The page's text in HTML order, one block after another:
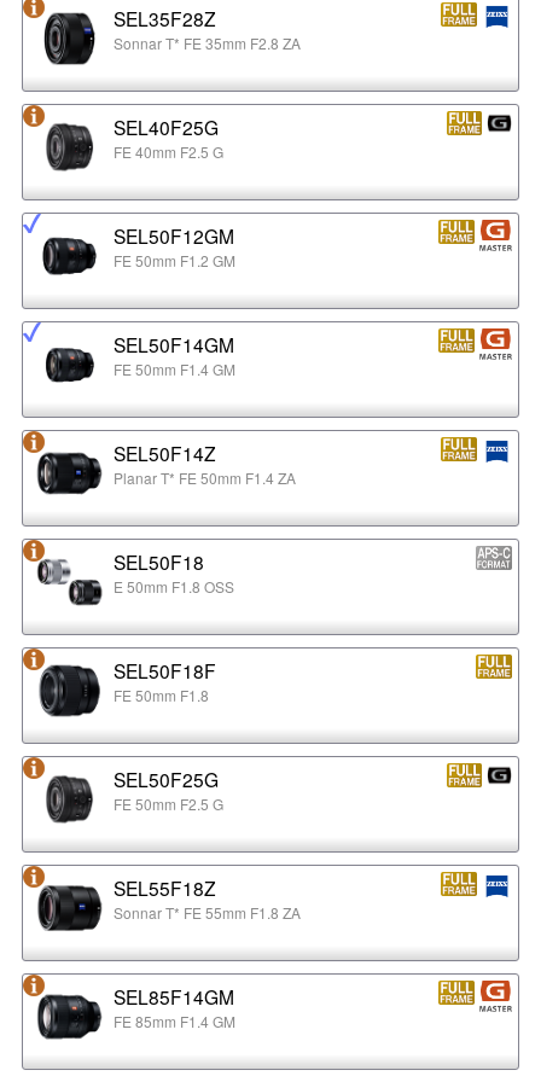
SEL35F28Z
Sonnar T* FE 35mm F2.8 ZA
SEL40F25G
FE 40mm F2.5 G
SEL50F12GM
FE 50mm F1.2 GM
SEL50F14GM
FE 50mm F1.4 GM
SEL50F14Z
Planar T* FE 50mm F1.4 ZA
SEL50F18
E 50mm F1.8 OSS
SEL50F18F
FE 50mm F1.8
SEL50F25G
FE 50mm F2.5 G
SEL55F18Z
Sonnar T* FE 55mm F1.8 ZA
SEL85F14GM
FE 85mm F1.4 GM